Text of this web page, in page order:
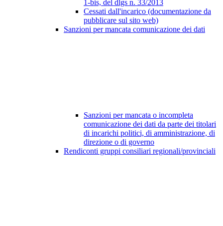
1-bis, del dlgs n. 33/2013
Cessati dall'incarico (documentazione da
pubblicare sul sito web)
Sanzioni per mancata comunicazione dei dati
Sanzioni per mancata o incompleta
comunicazione dei dati da parte dei titolari
di incarichi politici, di amministrazione, di
direzione o di governo
Rendiconti gruppi consiliari regionali/provinciali